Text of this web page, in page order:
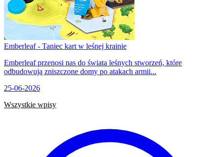
Emberleaf - Taniec kart w leśnej krainie
Emberleaf przenosi nas do świata leśnych stworzeń, które
odbudowują zniszczone domy po atakach armii...
25-06-2026
Wszystkie wpisy